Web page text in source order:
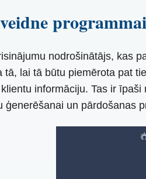
nodrošinātājs, kas
tā, lai tā būtu piemērota pat
informāciju. Tas ir
un pārdošanas